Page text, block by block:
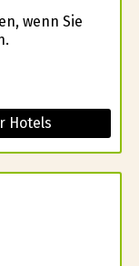
wenn Sie
Hotels